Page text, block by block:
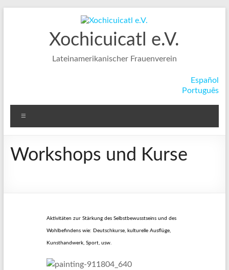
Xochicuicatl e.V.
Lateinamerikanischer Frauenverein
Español
Português
Workshops und Kurse
Aktivitäten zur Stärkung des Selbstbewusstseins und des
Wohlbefindens wie: Deutschkurse, kulturelle Ausflüge,
Kunsthandwerk, Sport, usw.